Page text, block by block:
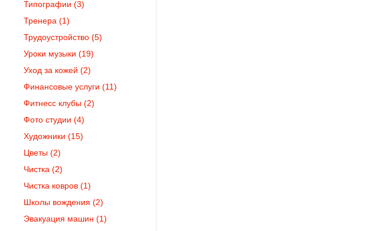
Типографии (3)
Тренера (1)
Трудоустройство (5)
Уроки музыки (19)
Уход за кожей (2)
Финансовые услуги (11)
Фитнесс клубы (2)
Фото студии (4)
Художники (15)
Цветы (2)
Чистка (2)
Чистка ковров (1)
Школы вождения (2)
Эвакуация машин (1)